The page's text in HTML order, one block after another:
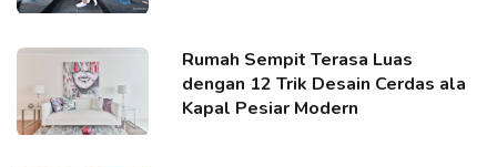
Rumah Sempit Terasa Luas
dengan 12 Trik Desain Cerdas ala
Kapal Pesiar Modern